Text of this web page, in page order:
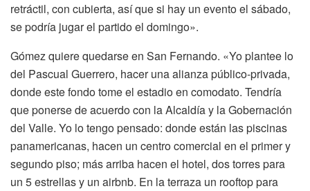
retráctil, con cubierta, así que si hay un evento el sábado,
se podría jugar el partido el domingo».
Gómez quiere quedarse en San Fernando. «Yo plantee lo
del Pascual Guerrero, hacer una alianza público-privada,
donde este fondo tome el estadio en comodato. Tendría
que ponerse de acuerdo con la Alcaldía y la Gobernación
del Valle. Yo lo tengo pensado: donde están las piscinas
panamericanas, hacen un centro comercial en el primer y
segundo piso; más arriba hacen el hotel, dos torres para
un 5 estrellas y un airbnb. En la terraza un rooftop para